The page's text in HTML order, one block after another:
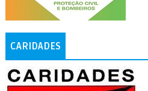
CARIDADES